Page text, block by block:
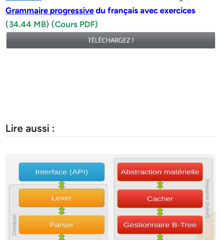
Grammaire progressive du français avec exercices
(34.44 MB) (Cours PDF)
Lire aussi :